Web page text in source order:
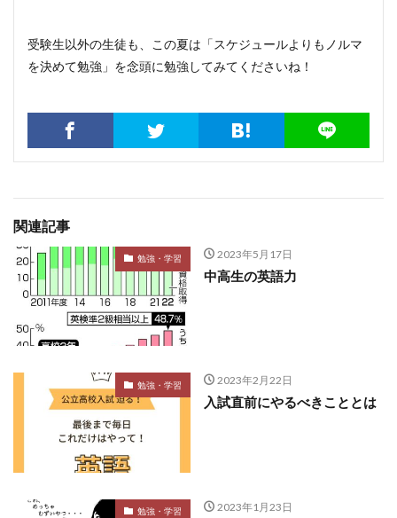
受験生以外の生徒も、この夏は「スケジュールよりもノルマ
を決めて勉強」を念頭に勉強してみてくださいね！
関連記事
勉強・学習 2023年5月17日
中高生の英語力
勉強・学習 2023年2月22日
入試直前にやるべきこととは
勉強・学習 2023年1月23日